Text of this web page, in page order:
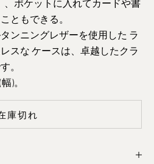
、ポケットに入れてカードや書
ともできる。
ンニングレザーを使用した ラ
スな ケースは、 卓越したクラ
。
)。
庫切れ